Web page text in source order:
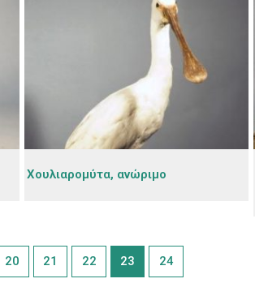
Χουλιαρομύτα, ανώριμο
20 21 22 23 24